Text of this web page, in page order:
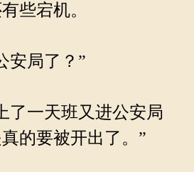
些宕机。
安局了？”
一天班又进公安局
的要被开出了。”